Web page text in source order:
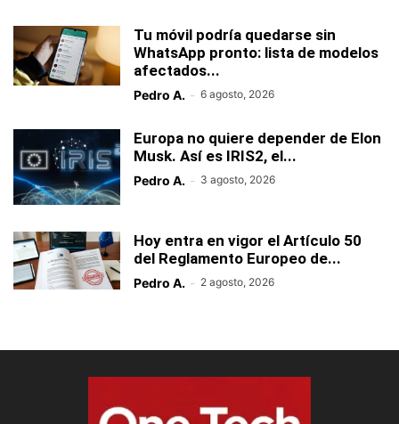
Tu móvil podría quedarse sin
WhatsApp pronto: lista de modelos
afectados...
Pedro A. - 6 agosto, 2026
Europa no quiere depender de Elon
Musk. Así es IRIS2, el...
Pedro A. - 3 agosto, 2026
Hoy entra en vigor el Artículo 50
del Reglamento Europeo de...
Pedro A. - 2 agosto, 2026